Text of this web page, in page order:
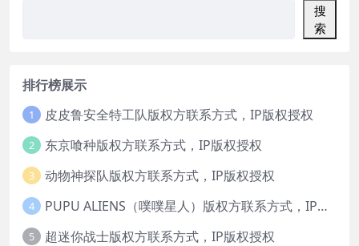
搜
索
排行榜展示
1 皮皮鲁安全特工队版权方联系方式，IP版权授权
2 东京喰种版权方联系方式，IP版权授权
3 动物神探队版权方联系方式，IP版权授权
4 PUPU ALIENS（噗噗星人）版权方联系方式，IP版权授权
5 超迷你战士版权方联系方式，IP版权授权